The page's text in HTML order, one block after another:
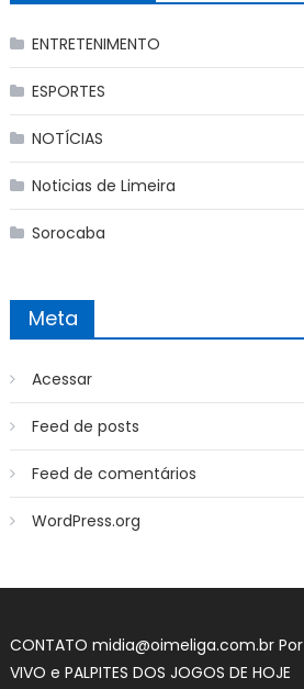
ENTRETENIMENTO
ESPORTES
NOTÍCIAS
Noticias de Limeira
Sorocaba
Meta
Acessar
Feed de posts
Feed de comentários
WordPress.org
CONTATO midia@oimeliga.com.brPor
VIVO e PALPITES DOS JOGOS DE HOJE